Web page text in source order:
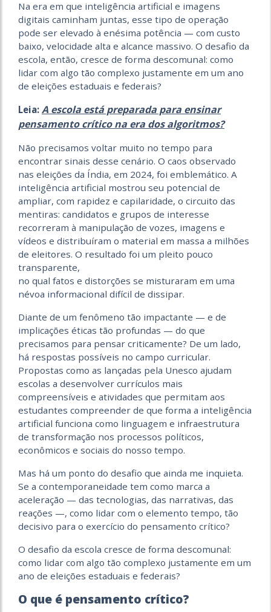
Na era em que inteligência artificial e imagens
digitais caminham juntas, esse tipo de operação
pode ser elevado à enésima potência — com custo
baixo, velocidade alta e alcance massivo. O desafio da
escola, então, cresce de forma descomunal: como
lidar com algo tão complexo justamente em um ano
de eleições estaduais e federais?
Leia: A escola está preparada para ensinar
pensamento crítico na era dos algoritmos?
Não precisamos voltar muito no tempo para
encontrar sinais desse cenário. O caos observado
nas eleições da Índia, em 2024, foi emblemático. A
inteligência artificial mostrou seu potencial de
ampliar, com rapidez e capilaridade, o circuito das
mentiras: candidatos e grupos de interesse
recorreram à manipulação de vozes, imagens e
vídeos e distribuíram o material em massa a milhões
de eleitores. O resultado foi um pleito pouco
transparente,
no qual fatos e distorções se misturaram em uma
névoa informacional difícil de dissipar.
Diante de um fenômeno tão impactante — e de
implicações éticas tão profundas — do que
precisamos para pensar criticamente? De um lado,
há respostas possíveis no campo curricular.
Propostas como as lançadas pela Unesco ajudam
escolas a desenvolver currículos mais
compreensíveis e atividades que permitam aos
estudantes compreender de que forma a inteligência
artificial funciona como linguagem e infraestrutura
de transformação nos processos políticos,
econômicos e sociais do nosso tempo.
Mas há um ponto do desafio que ainda me inquieta.
Se a contemporaneidade tem como marca a
aceleração — das tecnologias, das narrativas, das
reações —, como lidar com o elemento tempo, tão
decisivo para o exercício do pensamento crítico?
O desafio da escola cresce de forma descomunal:
como lidar com algo tão complexo justamente em um
ano de eleições estaduais e federais?
O que é pensamento crítico?